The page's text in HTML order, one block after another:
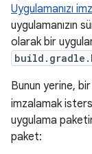
Uygulamanızı
uygulamanızın
olarak bir
Bunun yerine,
imzalamak
uygulama
paket: